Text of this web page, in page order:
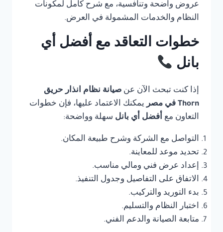
عروض واضحة وتنافسية، مع شرح كامل لمكونات
النظام والخدمات المشمولة في العرض.
خطوات التعاقد مع أفضل أي
بانل
إذا كنت تبحث الآن عن صيانة نظام انذار حريق
Thorn في مصر
يمكنك الاعتماد عليها، فإن خطوات
التعاون مع أفضل أي بانل سهلة وواضحة:
التواصل مع الشركة وشرح طبيعة المكان.
تحديد موعد للمعاينة.
إعداد عرض فني ومالي مناسب.
الاتفاق على التفاصيل وجدول التنفيذ.
بدء التوريد والتركيب.
اختبار النظام والتسليم.
متابعة الصيانة والدعم الفني.